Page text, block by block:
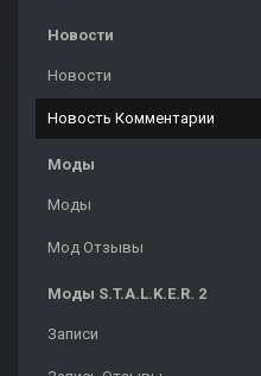
Новости
Новости
Новость Комментарии
Моды
Моды
Мод Отзывы
Моды S.T.A.L.K.E.R. 2
Записи